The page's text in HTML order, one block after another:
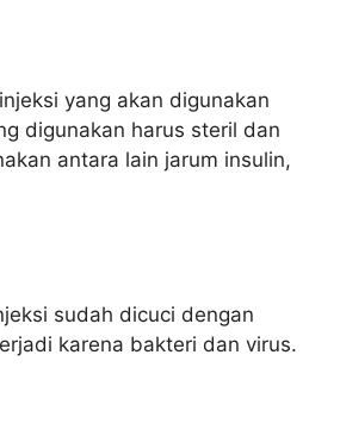
yang akan digunakan
digunakan harus steril dan
antara lain jarum insulin,
sudah dicuci dengan
karena bakteri dan virus.